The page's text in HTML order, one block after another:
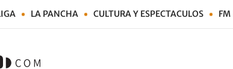
LA PANCHA CULTURA Y ESPECTACULOS FM